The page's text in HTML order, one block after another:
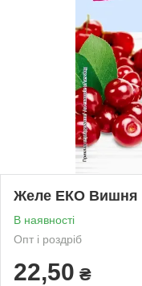
Желе ЕКО Вишня
В наявності
Опт і роздріб
22,50 ₴